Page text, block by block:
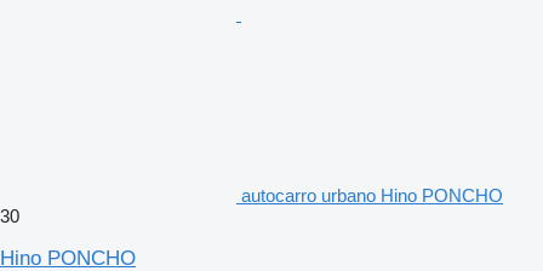
autocarro urbano Hino PONCHO
30
Hino PONCHO